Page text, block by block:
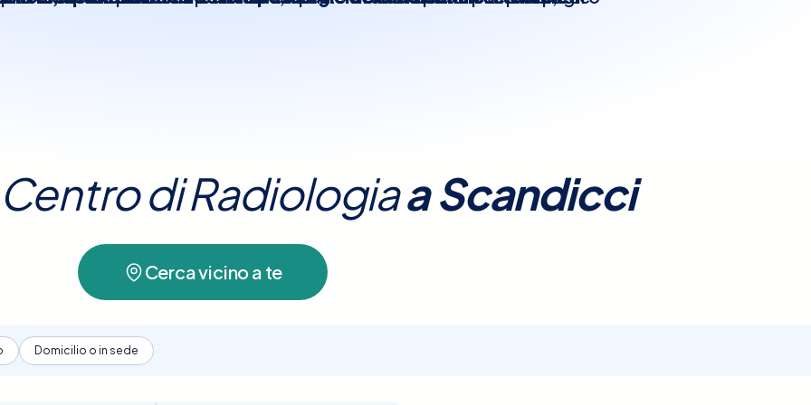
di RadiologiaaScandicci
Cerca vicino a te
Domicilio o in sede